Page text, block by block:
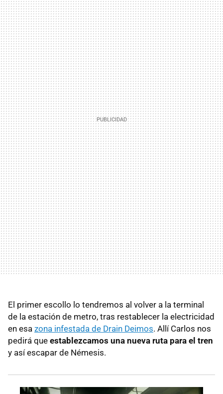
El primer escollo lo tendremos al volver a la terminal
de la estación de metro, tras restablecer la electricidad
en esa zona infestada de Drain Deimos. Allí Carlos nos
pedirá que establezcamos una nueva ruta para el tren
y así escapar de Némesis.